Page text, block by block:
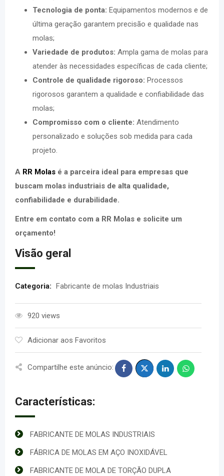
Tecnologia de ponta: Equipamentos modernos e de
última geração garantem precisão e qualidade nas
molas;
Variedade de produtos: Ampla gama de molas para
atender às necessidades específicas de cada cliente;
Controle de qualidade rigoroso: Processos
rigorosos garantem a qualidade e confiabilidade das
molas;
Compromisso com o cliente: Atendimento
personalizado e soluções sob medida para cada
projeto.
A RR Molas é a parceira ideal para empresas que
buscam molas industriais de alta qualidade,
confiabilidade e durabilidade.
Entre em contato com a RR Molas e solicite um
orçamento!
Visão geral
Categoria: Fabricante de molas Industriais
920 views
Adicionar aos Favoritos
Compartilhe este anúncio:
Características:
FABRICANTE DE MOLAS INDUSTRIAIS
FÁBRICA DE MOLAS EM AÇO INOXIDÁVEL
FABRICANTE DE MOLA DE TORÇÃO DUPLA